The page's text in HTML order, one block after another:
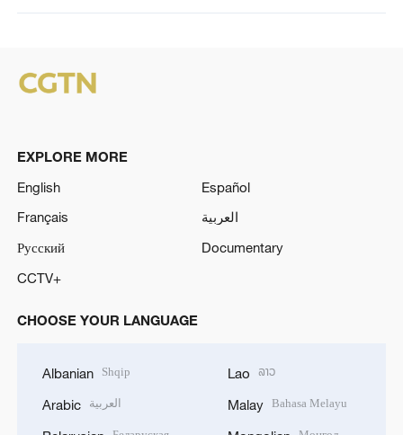
EXPLORE MORE
English
Español
Français
العربية
Русский
Documentary
CCTV+
CHOOSE YOUR LANGUAGE
Albanian Shqip
Arabic العربية
Lao ລາວ
Malay Bahasa Melayu